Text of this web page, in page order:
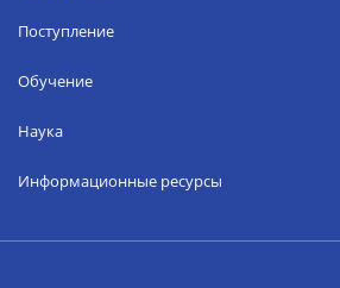
Поступление
Обучение
Наука
Информационные ресурсы